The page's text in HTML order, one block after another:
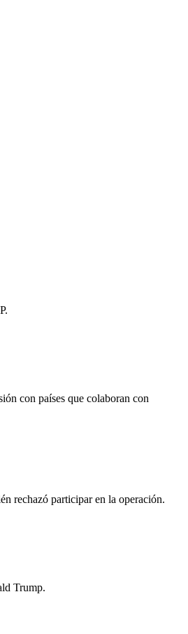
con países que colaboran con
rechazó participar en la operación.
Trump.